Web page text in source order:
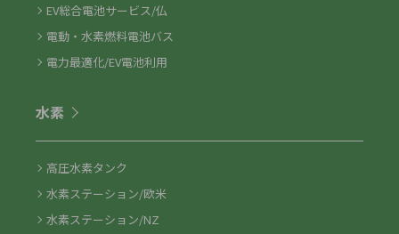
EV総合電池サービス/仏
電動・水素燃料電池バス
電力最適化/EV電池利用
水素
高圧水素タンク
水素ステーション/欧米
水素ステーション/NZ